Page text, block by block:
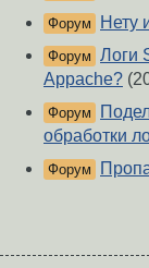
Форум Нету
Форум Логи
Appache?
Форум
обработки
Форум